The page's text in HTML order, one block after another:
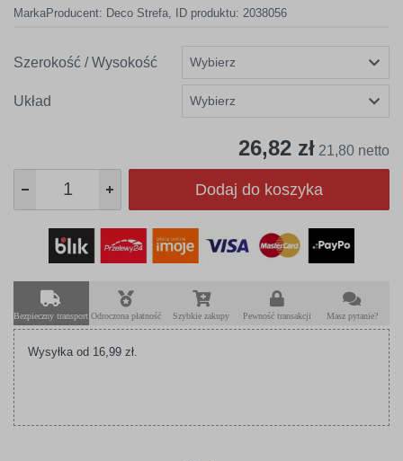
MarkaProducent: Deco Strefa, ID produktu: 2038056
Szerokość / Wysokość
Układ
26,82 zł 21,80 netto
Dodaj do koszyka
Bezpieczny transport Odroczona płatność Szybkie zakupy Pewność transakcji Masz pytanie?
Wysyłka od 16,99 zł.